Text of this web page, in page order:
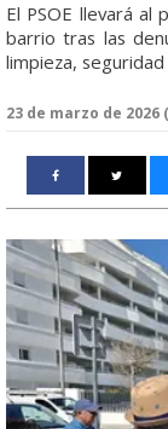
El PSOE llevará al
barrio tras las
limpieza,
23 de marzo de 2026